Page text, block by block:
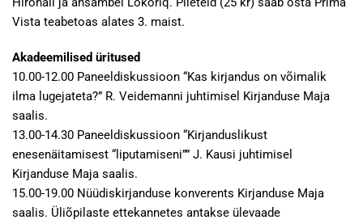
Vista teabetoas alates 3. maist.
Akadeemilised üritused
10.00-12.00 Paneeldiskussioon “Kas kirjandus on võimalik
ilma lugejateta?” R. Veidemanni juhtimisel Kirjanduse Maja
saalis.
13.00-14.30 Paneeldiskussioon “Kirjanduslikust
enesenäitamisest “liputamiseni”” J. Kausi juhtimisel
Kirjanduse Maja saalis.
15.00-19.00 Nüüdiskirjanduse konverents Kirjanduse Maja
saalis. Üliõpilaste ettekannetes antakse ülevaade